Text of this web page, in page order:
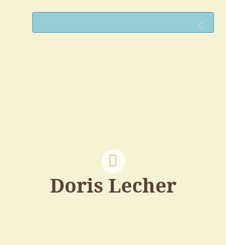
Doris Lecher